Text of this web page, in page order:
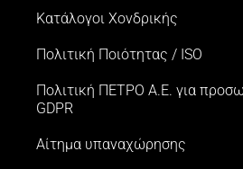
Κατάλογοι Χονδρικής
Πολιτική Ποιότητας / ISO
Πολιτική ΠΕΤΡΟ Α.Ε. για
GDPR
Αίτημα υπαναχώρησης